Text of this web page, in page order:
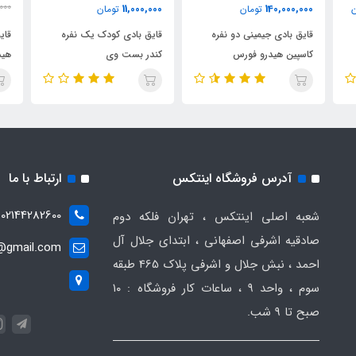
140,000,000 تومان
قایق بادی جیمینی دو نفره
کاسپین هیدرو فورس
11,000,000 تومان
قایق بادی کودک یک نفره
کندر بست وی
آدرس فروشگاه اینتکس
شعبه اصلی اینتکس ، تهران فلکه دوم
صادقیه اشرفی اصفهانی ، ابتدای جلال آل
احمد ، نبش جلال و اشرفی پلاک 465 طبقه
سوم ، واحد ۹ ، ساعات کار فروشگاه : ۱۰
صبح تا ۹ شب.
ارتباط با ما
02144282600